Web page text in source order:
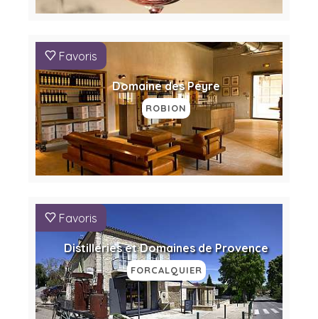
Favoris
Domaine des Peyre
ROBION
Favoris
Distilleries et Domaines de Provence
FORCALQUIER